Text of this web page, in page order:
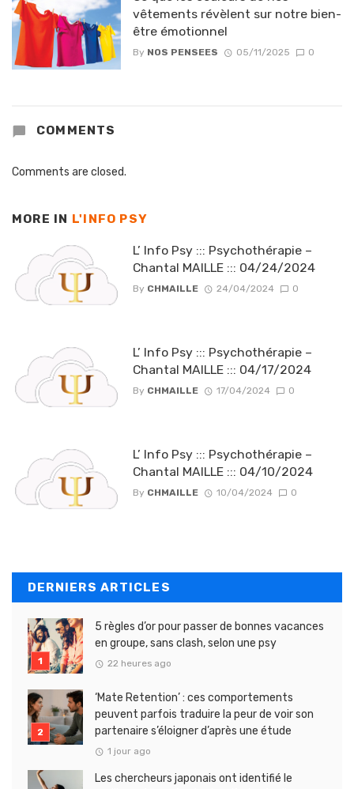
vêtements révèlent sur notre bien-
être émotionnel
By NOS PENSEES 05/11/2025 0
COMMENTS
Comments are closed.
MORE IN L'INFO PSY
L’ Info Psy ::: Psychothérapie –
Chantal MAILLE ::: 04/24/2024
By CHMAILLE 24/04/2024 0
L’ Info Psy ::: Psychothérapie –
Chantal MAILLE ::: 04/17/2024
By CHMAILLE 17/04/2024 0
L’ Info Psy ::: Psychothérapie –
Chantal MAILLE ::: 04/10/2024
By CHMAILLE 10/04/2024 0
DERNIERS ARTICLES
5 règles d’or pour passer de bonnes vacances
en groupe, sans clash, selon une psy
22 heures ago
‘Mate Retention’ : ces comportements
peuvent parfois traduire la peur de voir son
partenaire s’éloigner d’après une étude
1 jour ago
Les chercheurs japonais ont identifié le